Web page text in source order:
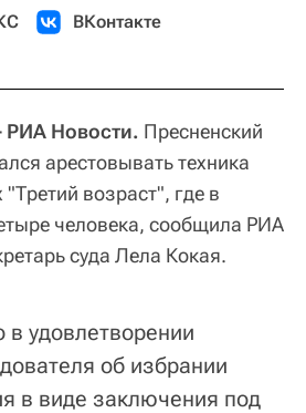
ВКонтакте
Новости. Пресненский
арестовывать техника
возраст", где в
человека, сообщила РИА
суда Лела Кокая.
в удовлетворении
об избрании
в виде заключения под